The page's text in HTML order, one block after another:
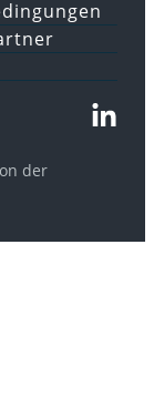
der